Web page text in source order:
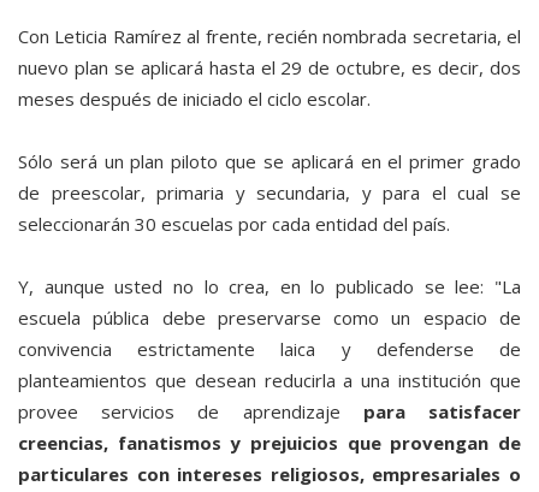
Con Leticia Ramírez al frente, recién nombrada secretaria, el
nuevo plan se aplicará hasta el 29 de octubre, es decir, dos
meses después de iniciado el ciclo escolar.
Sólo será un plan piloto que se aplicará en el primer grado
de preescolar, primaria y secundaria, y para el cual se
seleccionarán 30 escuelas por cada entidad del país.
Y, aunque usted no lo crea, en lo publicado se lee: "La
escuela pública debe preservarse como un espacio de
convivencia estrictamente laica y defenderse de
planteamientos que desean reducirla a una institución que
provee servicios de aprendizaje para satisfacer
creencias, fanatismos y prejuicios que provengan de
particulares con intereses religiosos, empresariales o